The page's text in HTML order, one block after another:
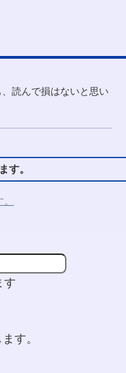
読んで損はないと思い
す。
す
す。